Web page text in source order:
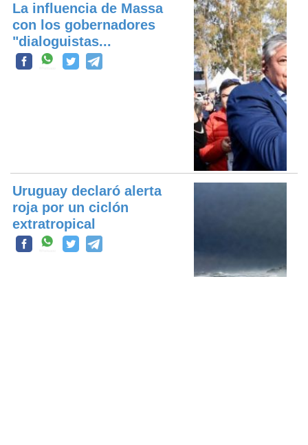
La influencia de Massa
con los gobernadores
"dialoguistas...
Uruguay declaró alerta
roja por un ciclón
extratropical